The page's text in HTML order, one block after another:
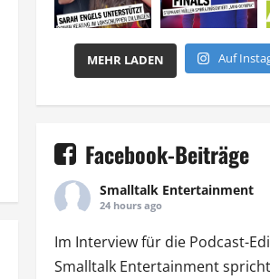
MEHR LADEN Auf
Facebook-Beiträge
Smalltalk Entertainment
24 hours ago
Im Interview für die Podcast-
Smalltalk Entertainment